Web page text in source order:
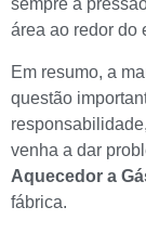
sempre a
área ao redor do
Em resumo, a
questão
venha a dar
Aquecedor a
fábrica.